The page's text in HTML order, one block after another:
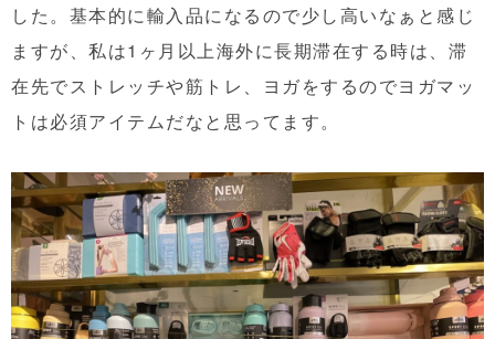
した。基本的に輸入品になるので少し高いなぁと感じ
ますが、私は1ヶ月以上海外に長期滞在する時は、滞
在先でストレッチや筋トレ、ヨガをするのでヨガマッ
トは必須アイテムだなと思ってます。